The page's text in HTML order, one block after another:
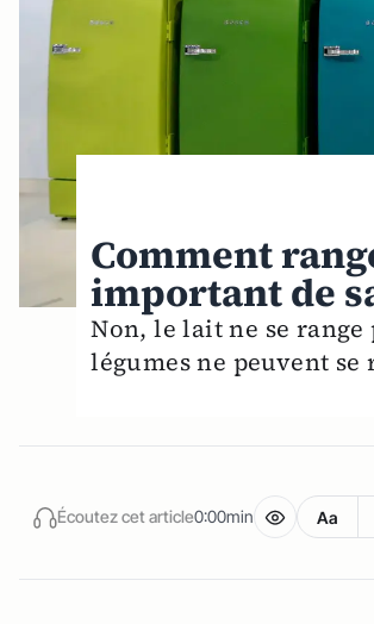
Comment
important de
Non, le lait ne se
légumes ne peuvent
Écoutez cet article0:00min Aa